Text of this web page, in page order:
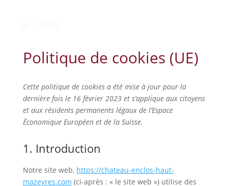
Politique de cookies (UE)
Cette politique de cookies a été mise à jour pour la
dernière fois le 16 février 2023 et s’applique aux citoyens
et aux résidents permanents légaux de l’Espace
Économique Européen et de la Suisse.
1. Introduction
Notre site web, https://chateau-enclos-haut-
mazeyres.com (ci-après : « le site web ») utilise des